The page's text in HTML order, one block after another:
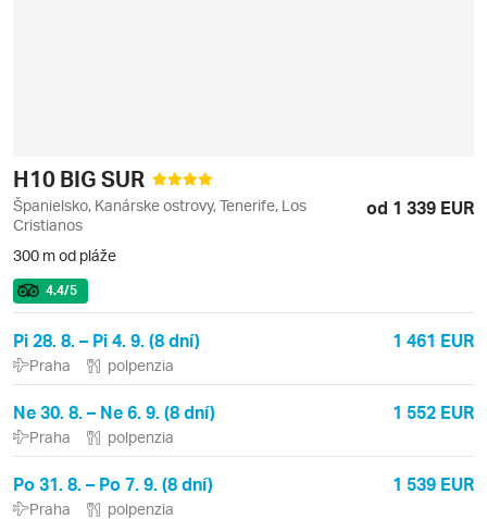
H10 BIG SUR
Španielsko, Kanárske ostrovy, Tenerife, Los
Cristianos
od 1 339 EUR
300 m od pláže
4.4/5
Pi 28. 8. – Pi 4. 9. (8 dní) 1 461 EUR
Praha polpenzia
Ne 30. 8. – Ne 6. 9. (8 dní) 1 552 EUR
Praha polpenzia
Po 31. 8. – Po 7. 9. (8 dní) 1 539 EUR
Praha polpenzia